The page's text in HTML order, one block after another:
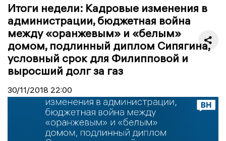
Итоги недели: Кадровые изменения в
администрации, бюджетная война
между «оранжевым» и «белым»
домом, подлинный диплом Сипягина,
условный срок для Филипповой и
выросший долг за газ
30/11/2018 22:00